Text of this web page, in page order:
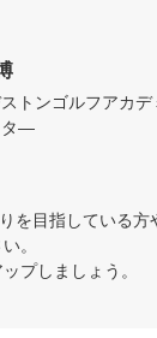
最適な10回分の
ーが親身になっ
践
動きを覚えさ
トンゴルフアカデ
タ―
を目指している方
。
プしましょう。